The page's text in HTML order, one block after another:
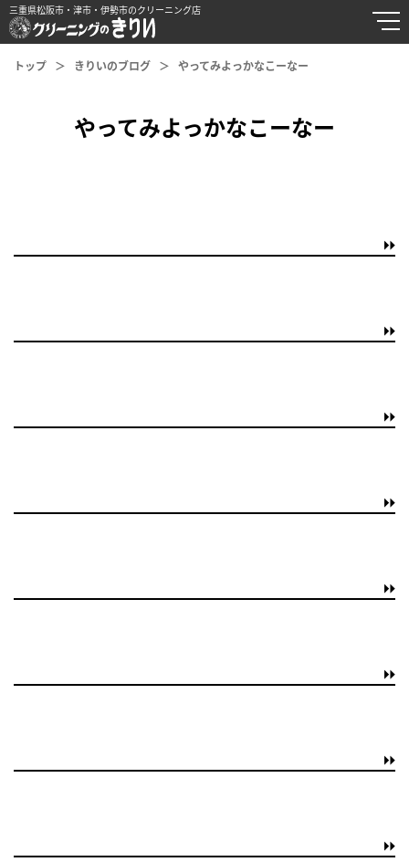
三重県松阪市・津市・伊勢市のクリーニング店
トップ きりいのブログ やってみよっかなこーなー
やってみよっかなこーなー